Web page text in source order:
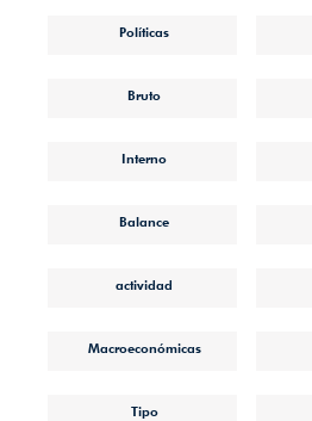
Políticas
Bruto
Interno
Balance
actividad
Macroeconómicas
Tipo